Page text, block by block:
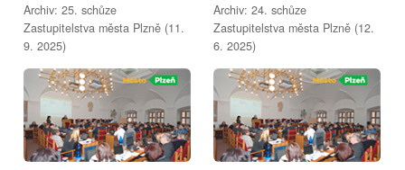
Archiv: 25. schůze
Zastupitelstva města Plzně (11.
9. 2025)
Archiv: 24. schůze
Zastupitelstva města Plzně (12.
6. 2025)